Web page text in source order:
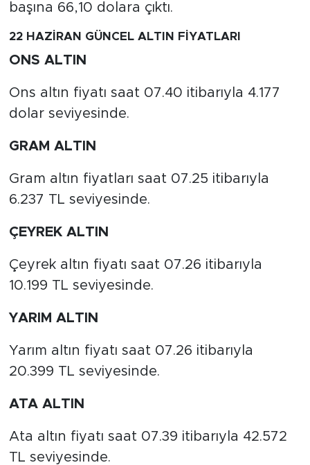
başına 66,10 dolara çıktı.
22 HAZİRAN GÜNCEL ALTIN FİYATLARI
ONS ALTIN
Ons altın fiyatı saat 07.40 itibarıyla 4.177
dolar seviyesinde.
GRAM ALTIN
Gram altın fiyatları saat 07.25 itibarıyla
6.237 TL seviyesinde.
ÇEYREK ALTIN
Çeyrek altın fiyatı saat 07.26 itibarıyla
10.199 TL seviyesinde.
YARIM ALTIN
Yarım altın fiyatı saat 07.26 itibarıyla
20.399 TL seviyesinde.
ATA ALTIN
Ata altın fiyatı saat 07.39 itibarıyla 42.572
TL seviyesinde.